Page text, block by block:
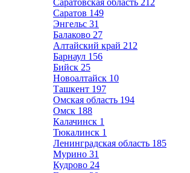
Саратовская область 212
Саратов 149
Энгельс 31
Балаково 27
Алтайский край 212
Барнаул 156
Бийск 25
Новоалтайск 10
Ташкент 197
Омская область 194
Омск 188
Калачинск 1
Тюкалинск 1
Ленинградская область 185
Мурино 31
Кудрово 24